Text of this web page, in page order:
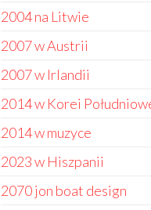
2004 na Litwie
2007 w Austrii
2007 w Irlandii
2014 w Korei
2014 w muzyce
2023 w Hiszpanii
2070 jon boat design